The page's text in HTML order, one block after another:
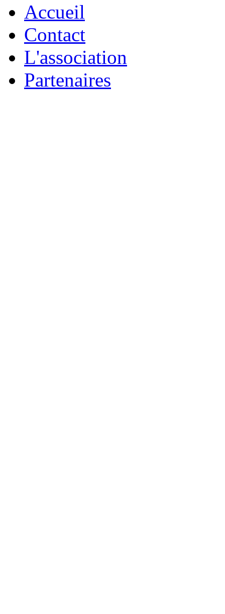
Accueil
Contact
L'association
Partenaires